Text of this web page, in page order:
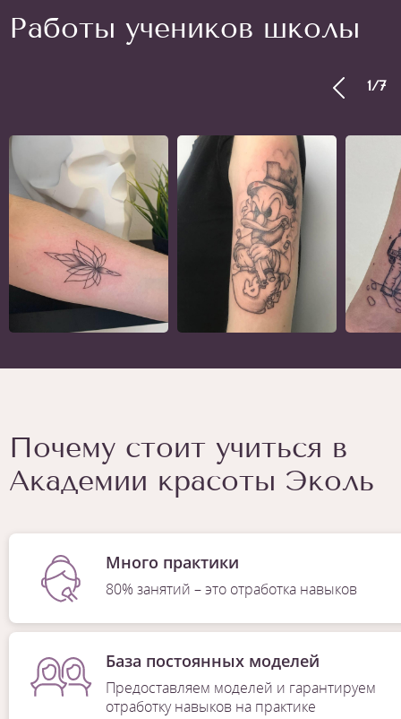
Работы учеников школы
1/7
Почему стоит учиться в
Академии красоты Эколь
Много практики
80% занятий – это отработка навыков
База постоянных моделей
Предоставляем моделей и гарантируем
отработку навыков на практике